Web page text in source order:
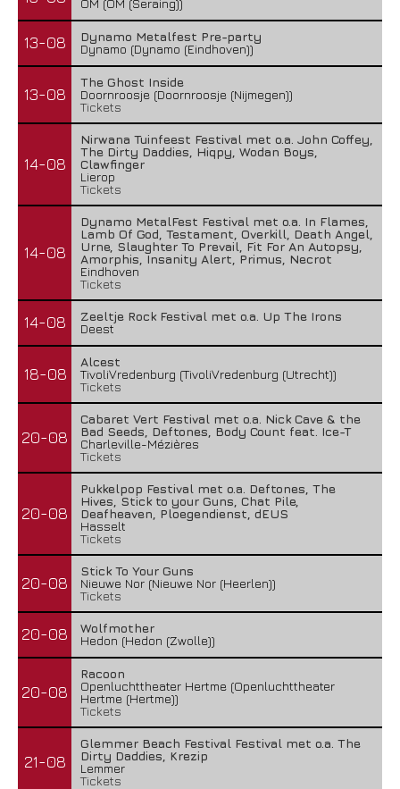
OM (OM (Seraing))
13-08
Dynamo Metalfest Pre-party
Dynamo (Dynamo (Eindhoven))
13-08
The Ghost Inside
Doornroosje (Doornroosje (Nijmegen))
Tickets
14-08
Nirwana Tuinfeest Festival met o.a. John Coffey,
The Dirty Daddies, Hiqpy, Wodan Boys,
Clawfinger
Lierop
Tickets
14-08
Dynamo MetalFest Festival met o.a. In Flames,
Lamb Of God, Testament, Overkill, Death Angel,
Urne, Slaughter To Prevail, Fit For An Autopsy,
Amorphis, Insanity Alert, Primus, Necrot
Eindhoven
Tickets
14-08
Zeeltje Rock Festival met o.a. Up The Irons
Deest
18-08
Alcest
TivoliVredenburg (TivoliVredenburg (Utrecht))
Tickets
20-08
Cabaret Vert Festival met o.a. Nick Cave & the
Bad Seeds, Deftones, Body Count feat. Ice-T
Charleville-Mézières
Tickets
20-08
Pukkelpop Festival met o.a. Deftones, The
Hives, Stick to your Guns, Chat Pile,
Deafheaven, Ploegendienst, dEUS
Hasselt
Tickets
20-08
Stick To Your Guns
Nieuwe Nor (Nieuwe Nor (Heerlen))
Tickets
20-08
Wolfmother
Hedon (Hedon (Zwolle))
20-08
Racoon
Openluchttheater Hertme (Openluchttheater
Hertme (Hertme))
Tickets
21-08
Glemmer Beach Festival Festival met o.a. The
Dirty Daddies, Krezip
Lemmer
Tickets